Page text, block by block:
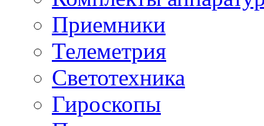
Приемники
Телеметрия
Светотехника
Гироскопы